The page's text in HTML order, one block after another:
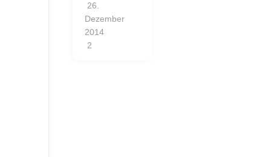
26.
Dezember
2014
2